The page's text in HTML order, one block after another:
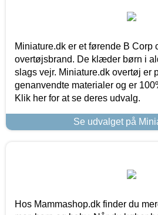
Miniature.dk er et førende B Corp
overtøjsbrand. De klæder børn i
slags vejr. Miniature.dk overtøj er
genanvendte materialer og er
Klik her for at se deres udvalg.
Se udvalget på
Hos Mammashop.dk finder du